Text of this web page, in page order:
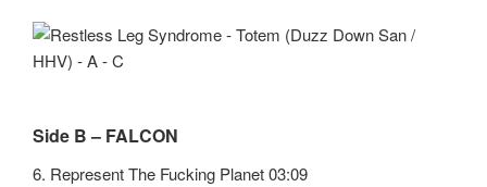
Side B – FALCON
6. Represent The Fucking Planet 03:09